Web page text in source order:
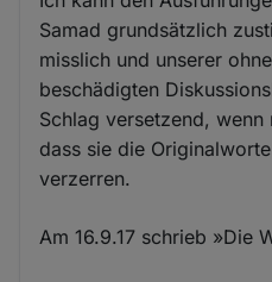
Samad grundsätzlich
misslich und unserer
beschädigten
Schlag versetzend,
dass sie die
verzerren.
Am 16.9.17 schrieb »Die